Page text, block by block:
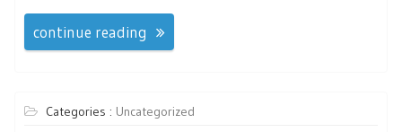
continue reading
Categories : Uncategorized